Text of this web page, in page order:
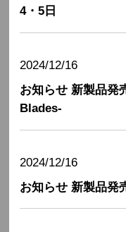
4・5日
2024/12/16
お知らせ 新製品発
Blades-
2024/12/16
お知らせ 新製品発